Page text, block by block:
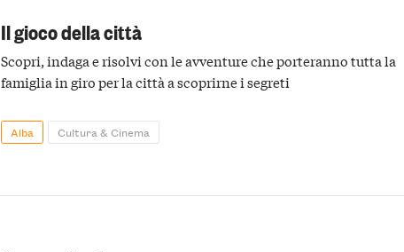
Il gioco della città
Scopri, indaga e risolvi con le avventure che porteranno tutta la
famiglia in giro per la città a scoprirne i segreti
Alba Cultura & Cinema